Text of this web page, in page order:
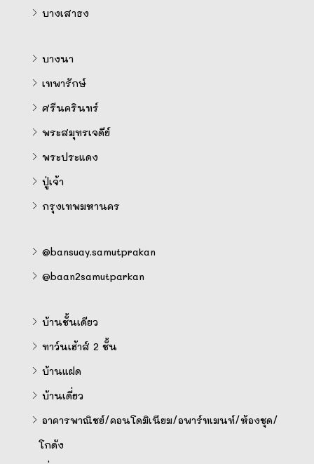
บางเสาธง
บางนา
เทพารักษ์
ศรีนครินทร์
พระสมุทรเจดีย์
พระประแดง
ปู่เจ้า
กรุงเทพมหานคร
@bansuay.samutprakan
@baan2samutparkan
บ้านชั้นเดียว
ทาว์นเฮ้าส์ 2 ชั้น
บ้านแฝด
บ้านเดี่ยว
อาคารพาณิชย์/คอนโดมิเนียม/อพาร์ทเมนท์/ห้องชุด/
โกดัง